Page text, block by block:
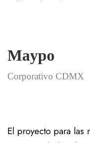
Maypo
Corporativo CDMX
El proyecto para las